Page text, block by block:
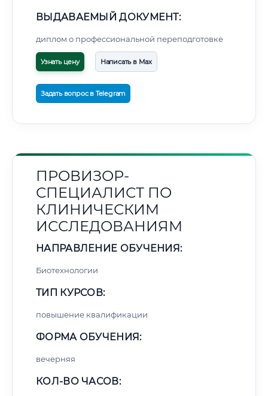
ВЫДАВАЕМЫЙ ДОКУМЕНТ:
диплом о профессиональной переподготовке
Узнать цену Написать в Max
Задать вопрос в Telegram
ПРОВИЗОР-
СПЕЦИАЛИСТ ПО
КЛИНИЧЕСКИМ
ИССЛЕДОВАНИЯМ
НАПРАВЛЕНИЕ ОБУЧЕНИЯ:
Биотехнологии
ТИП КУРСОВ:
повышение квалификации
ФОРМА ОБУЧЕНИЯ:
вечерняя
КОЛ-ВО ЧАСОВ: